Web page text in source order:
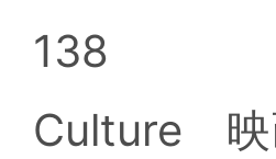
138
Culture 映